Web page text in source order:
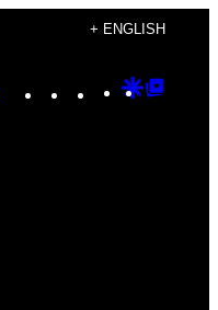
+ ENGLISH
Instagram
TikTok
YouTube
Google